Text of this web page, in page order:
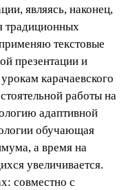
являясь, наконец,
традиционных
текстовые
презентации и
карачаевского
работы на
адаптивной
обучающая
а время на
увеличивается.
совместно с